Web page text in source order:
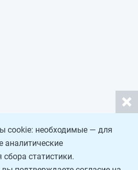
cookie: необходимые — для
аналитические
статистики.